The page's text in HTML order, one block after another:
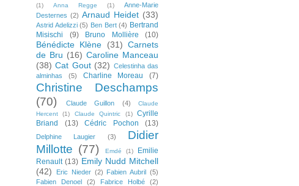
(1)
Anna Regge (1)
Anne-Marie
Desternes (2) Arnaud Heidet (33)
Astrid Adelizzi (5) Ben Bert (4) Bertrand
Misischi
(9) Bruno Mollière (10)
Bénédicte Klène (31) Carnets
de Bru (16) Caroline Manceau
(38) Cat Gout (32) Celestinha das
alminhas
(5) Charline Moreau (7)
Christine Deschamps
(70)
Claude Guillon (4)
Claude
Hercent
(1) Claude Quintric (1)
Cyrille
Briand
(13) Cédric Pochon (13)
Delphine Laugier (3)
Didier
Millotte (77) Emdé (1)
Emilie
Renault (13) Emily Nudd Mitchell
(42)
Eric Nieder (2) Fabien Aubril (5)
Fabien Denoel
(2) Fabrice Holbé
(2)